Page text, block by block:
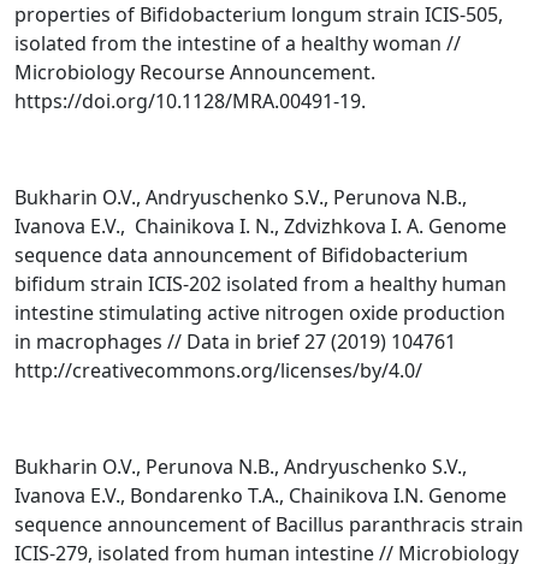
properties of Bifidobacterium longum strain ICIS-505,
isolated from the intestine of a healthy woman //
Microbiology Recourse Announcement.
https://doi.org/10.1128/MRA.00491-19.
Bukharin O.V., Andryuschenko S.V., Perunova N.B.,
Ivanova E.V., Chainikova I. N., Zdvizhkova I. A. Genome
sequence data announcement of Bifidobacterium
bifidum strain ICIS-202 isolated from a healthy human
intestine stimulating active nitrogen oxide production
in macrophages // Data in brief 27 (2019) 104761
http://creativecommons.org/licenses/by/4.0/
Bukharin O.V., Perunova N.B., Andryuschenko S.V.,
Ivanova E.V., Bondarenko T.A., Chainikova I.N. Genome
sequence announcement of Bacillus paranthracis strain
ICIS-279, isolated from human intestine // Microbiology